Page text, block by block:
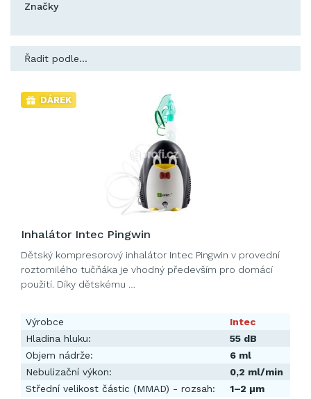
Značky
Řadit podle...
DÁREK
Inhalátor Intec Pingwin
Dětský kompresorový inhalátor Intec Pingwin v provední
roztomilého tučňáka je vhodný především pro domácí
použití. Díky dětskému …
Výrobce
Intec
Hladina hluku:
55 dB
Objem nádrže:
6 ml
Nebulizační výkon:
0,2 ml/min
Střední velikost částic (MMAD) - rozsah:
1–2 µm